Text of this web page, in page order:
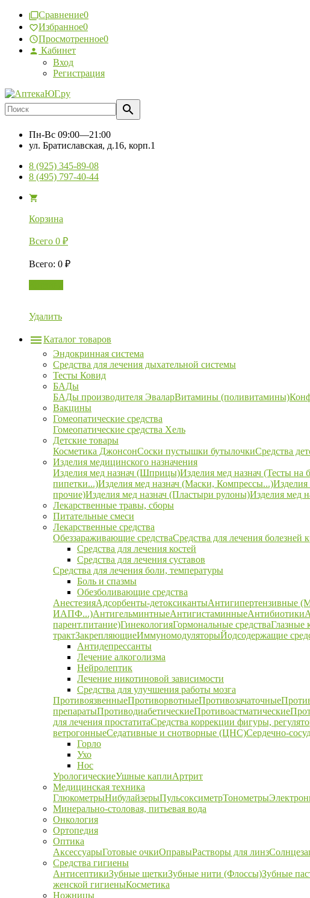
Сравнение0
Избранное0
Просмотренное0
Кабинет
Вход
Регистрация
Пн-Вс 09:00—21:00
ул. Братиславская, д.16, корп.1
8 (925) 345-89-08
8 (495) 797-40-44
Корзина
Всего 0 ₽
Всего: 0 ₽
Удалить
Каталог товаров
Эндокринная система
Средства для лечения дыхательной системы
Тесты Ковид
БАДы
БАДы производителя ЭваларВитамины (поливитамины)
Вакцины
Гомеопатические средства
Гомеопатические средства Хель
Детские товары
Косметика ДжонсонСоски пустышки бутылочкиСредства
Изделия медицинского назначения
Изделия мед назнач (Шприцы)Изделия мед назнач (Тесты на
пипетки...)Изделия мед назнач (Маски, Компрессы...)
прочие)Изделия мед назнач (Пластыри рулоны)Изделия мед
Лекарственные травы, сборы
Питательные смеси
Лекарственные средства
Обеззараживающие средстваСредства для лечения болезней
Средства для лечения костей
Средства для лечения суставов
Средства для лечения боли, температуры
Боль и спазмы
Обезболивающие средства
АнестезияАдсорбенты-детоксикантыАнтигипертензивные
ИАПФ...)АнтигельминтныеАнтигистаминныеАнтибиотики
парент.питание)ГинекологияГормональные средстваГлазные
трактЗакрепляющиеИммуномодуляторыЙодсодержащие
Антидепрессанты
Лечение алкоголизма
Нейролептик
Лечение никотиновой зависимости
Средства для улучшения работы мозга
ПротивоязвенныеПротиворвотныеПротивозачаточные
препаратыПротиводиабетическиеПротивоастматические
для лечения простатитаСредства коррекции фигуры,
ветрогонныеСедативные и снотворные (ЦНС)Сердечно-
Горло
Ухо
Нос
УрологическиеУшные каплиАртрит
Медицинская техника
ГлюкометрыНибулайзерыПульсоксиметрТонометры
Минерально-столовая, питьевая вода
Онкология
Ортопедия
Оптика
АксессуарыГотовые очкиОправыРастворы для линз
Средства гигиены
АнтисептикиЗубные щеткиЗубные нити (Флоссы)Зубные
женской гигиеныКосметика
Ножницы